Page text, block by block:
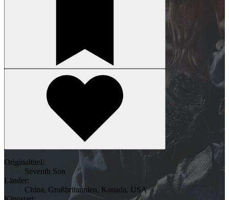
Originaltitel:
Seventh Son
Länder:
China, Großbritannien, Kanada, USA